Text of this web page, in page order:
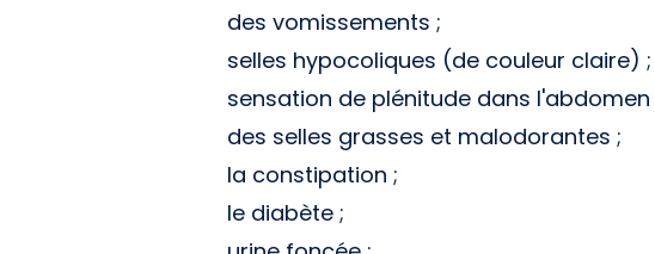
des vomissements ;
selles hypocoliques (de couleur claire) ;
sensation de plénitude dans l'abdomen
des selles grasses et malodorantes ;
la constipation ;
le diabète ;